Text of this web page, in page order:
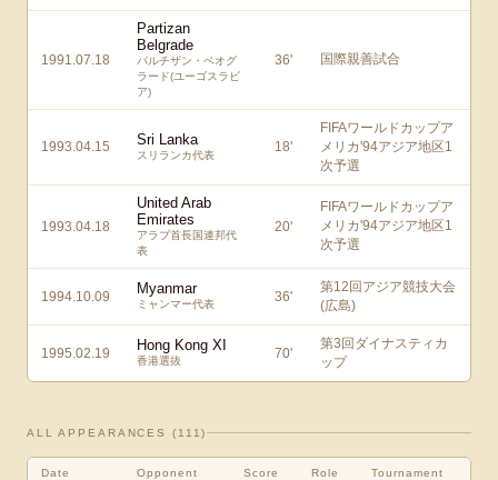
1991.07.18
Partizan
Belgrade
パルチザン・ベオグ
ラード(ユーゴスラビ
ア)
36' 国際親善試合
1993.04.15 Sri Lanka
スリランカ代表
18'
FIFAワールドカップア
メリカ'94アジア地区1
次予選
1993.04.18
United Arab
Emirates
アラブ首長国連邦代
表
20'
FIFAワールドカップア
メリカ'94アジア地区1
次予選
1994.10.09 Myanmar
ミャンマー代表 36'
第12回アジア競技大会
(広島)
1995.02.19 Hong Kong XI
香港選抜 70'
第3回ダイナスティカ
ップ
ALL APPEARANCES ( 111)
Date Opponent Score Role Tournament